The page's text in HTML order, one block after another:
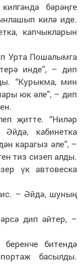
бәрәңге
килә иде.
капчыкларын
Урта Пошалымга
инде”, – дип
“Курыкма, мин
юк әле”, – дип
җитте. “Ниләр
кабинетка
карагыз әле”, –
тиз сизеп алды.
үк автовеска
– Әйдә, шуның
дип әйтер, –
битендә
басылды.